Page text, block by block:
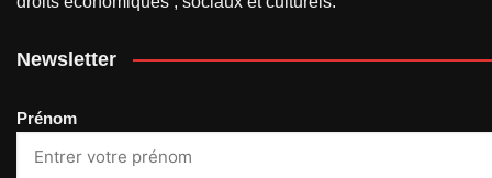
Newsletter
Prénom